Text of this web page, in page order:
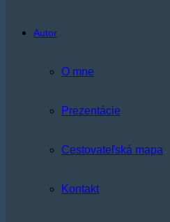
Autor
O mne
Prezentácie
Cestovateľská mapa
Kontakt